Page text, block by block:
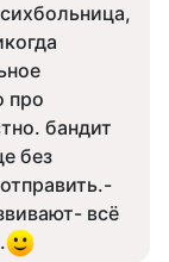
про
бандит
без
всё